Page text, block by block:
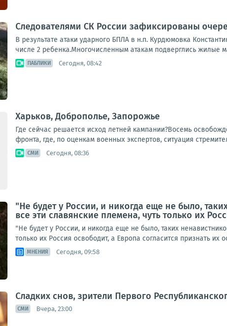
Следователями СК России зафиксированы
В результате атаки ударного БПЛА в н.п. Курдюмовка
числе 2 ребенка.Многочисленным атакам подверглись жилые
ПАБЛИКИ Сегодня, 08:42
Харьков, Доброполье, Запорожье
Где сейчас решается исход летней кампании?Восемь
фронта, где, по оценкам военных экспертов, ситуация
СМИ Сегодня, 08:36
"Не будет у России, и никогда еще не было,
все эти славянские племена, чуть только их
"Не будет у России, и никогда еще не было, таких
только их Россия освободит, а Европа согласится признать
МНЕНИЯ Сегодня, 09:58
Сладких снов, зрители Первого
СМИ Вчера, 23:00